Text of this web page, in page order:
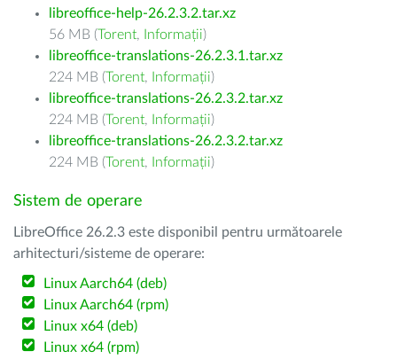
libreoffice-help-26.2.3.2.tar.xz
56 MB (Torent, Informații)
libreoffice-translations-26.2.3.1.tar.xz
224 MB (Torent, Informații)
libreoffice-translations-26.2.3.2.tar.xz
224 MB (Torent, Informații)
libreoffice-translations-26.2.3.2.tar.xz
224 MB (Torent, Informații)
Sistem de operare
LibreOffice 26.2.3 este disponibil pentru următoarele
arhitecturi/sisteme de operare:
Linux Aarch64 (deb)
Linux Aarch64 (rpm)
Linux x64 (deb)
Linux x64 (rpm)